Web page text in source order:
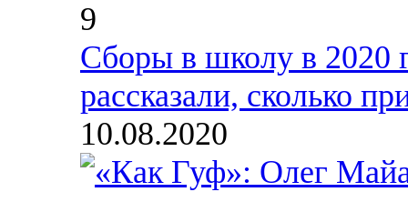
9
Сборы в школу в 2020
рассказали, сколько
10.08.2020